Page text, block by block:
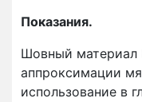
Показания.
Шовный материал
аппроксимации
использование в